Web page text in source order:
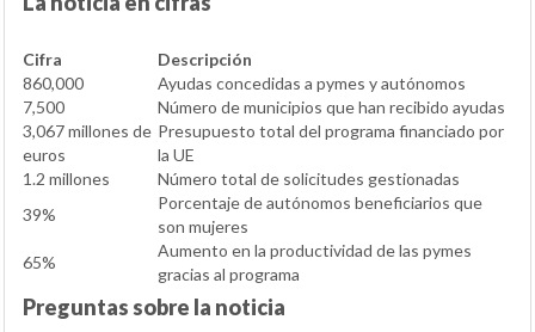
Cifra
Descripción
860,000
Ayudas concedidas a pymes y autónomos
7,500
Número de municipios que han recibido ayudas
3,067 millones de
euros
Presupuesto total del programa financiado por
la UE
1.2 millones
Número total de solicitudes gestionadas
39%
Porcentaje de autónomos beneficiarios que
son mujeres
65%
Aumento en la productividad de las pymes
gracias al programa
Preguntas sobre la noticia